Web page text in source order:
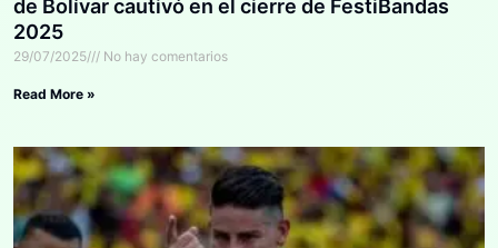
de Bolívar cautivó en el cierre de FestiBandas
2025
29/07/2025 No hay comentarios
Read More »